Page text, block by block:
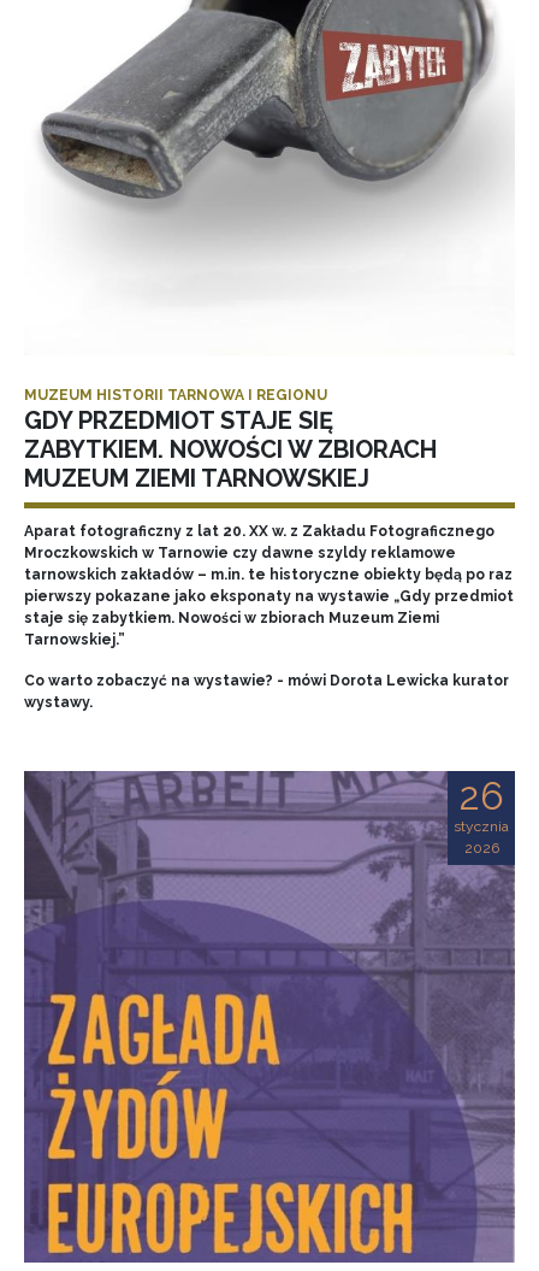
MUZEUM HISTORII TARNOWA I REGIONU
GDY PRZEDMIOT STAJE SIĘ
ZABYTKIEM. NOWOŚCI W ZBIORACH
MUZEUM ZIEMI TARNOWSKIEJ
Aparat fotograficzny z lat 20. XX w. z Zakładu Fotograficznego
Mroczkowskich w Tarnowie czy dawne szyldy reklamowe
tarnowskich zakładów – m.in. te historyczne obiekty będą po raz
pierwszy pokazane jako eksponaty na wystawie „Gdy przedmiot
staje się zabytkiem. Nowości w zbiorach Muzeum Ziemi
Tarnowskiej.”
Co warto zobaczyć na wystawie? - mówi Dorota Lewicka kurator
wystawy.
26
stycznia
2026